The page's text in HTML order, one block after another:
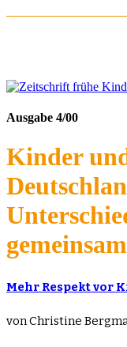
Ausgabe 4/00
Kinder
Mehr Respekt vor
von Christine